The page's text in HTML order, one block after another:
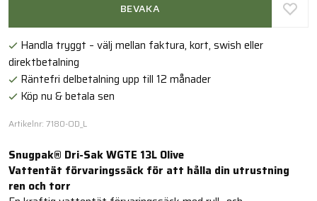
BEVAKA
Handla tryggt – välj mellan faktura, kort, swish eller
direktbetalning
Räntefri delbetalning upp till 12 månader
Köp nu & betala sen
Artikelnr: 7180-OD_L
Snugpak® Dri-Sak WGTE 13L Olive
Vattentät förvaringssäck för att hålla din utrustning
ren och torr